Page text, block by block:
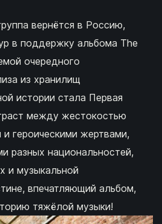
вернётся в Россию,
в поддержку альбома The
очередного
из хранилищ
истории стала Первая
между жестокостью
героическими жертвами,
разных национальностей,
и музыкальной
впечатляющий альбом,
тяжёлой музыки!